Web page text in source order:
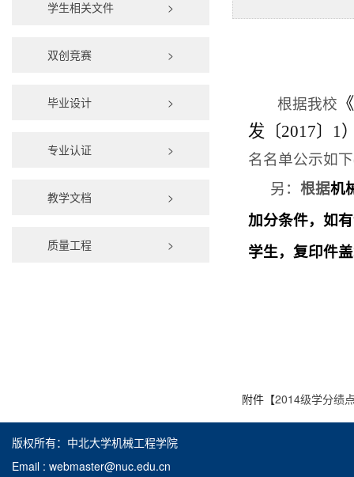
学生相关文件 >
双创竞赛 >
毕业设计 >
专业认证 >
教学文档 >
质量工程 >
根据我校
发〔2017〕 1
名名单公示如下
另： 根据机
加分条件，如
学生，复印件
附件【2014级学分绩
版权所有：中北大学机械工程学院
Email : webmaster@nuc.edu.cn